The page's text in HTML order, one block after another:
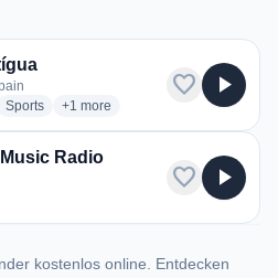
stations
Sportsradio stations
+1 more genres for Onda Cero
more
favorite play_arrow
Radio
favorite play_arrow
kostenlos online. Entdecken